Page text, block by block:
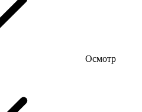
Осмотр